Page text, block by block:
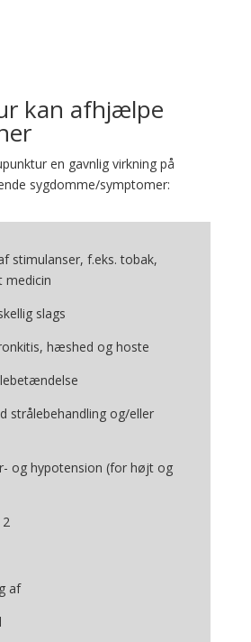
kan afhjælpe
en gavnlig virkning på
sygdomme/symptomer:
stimulanser, f.eks. tobak,
medicin
slags
hæshed og hoste
strålebehandling og/eller
og hypotension (for højt og
af